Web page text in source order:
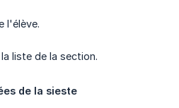
l'élève.
liste de la section.
de la sieste